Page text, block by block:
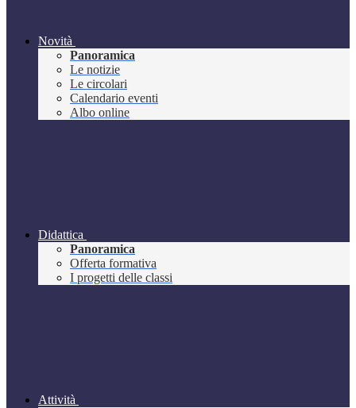
Novità
Panoramica
Le notizie
Le circolari
Calendario eventi
Albo online
Didattica
Panoramica
Offerta formativa
I progetti delle classi
Attività